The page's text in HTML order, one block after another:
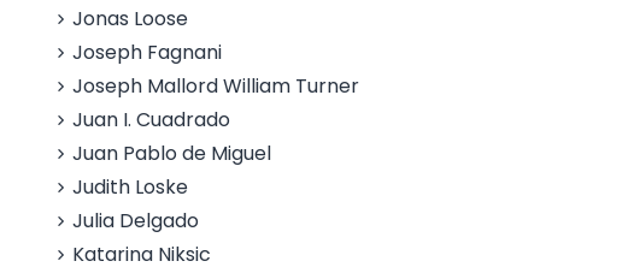
Jonas Loose
Joseph Fagnani
Joseph Mallord William Turner
Juan I. Cuadrado
Juan Pablo de Miguel
Judith Loske
Julia Delgado
Katarina Niksic